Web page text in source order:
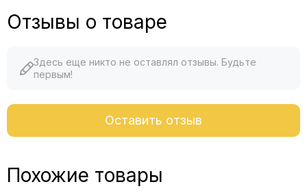
Отзывы о товаре
Здесь еще никто не оставлял отзывы. Будьте
первым!
Оставить отзыв
Похожие товары